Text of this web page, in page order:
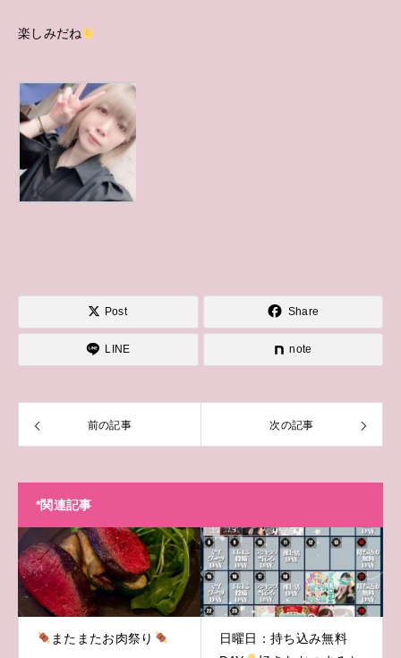
楽しみだね
Post Share
LINE note
前の記事 次の記事
*関連記事
またまたお肉祭り
日曜日：持ち込み無料